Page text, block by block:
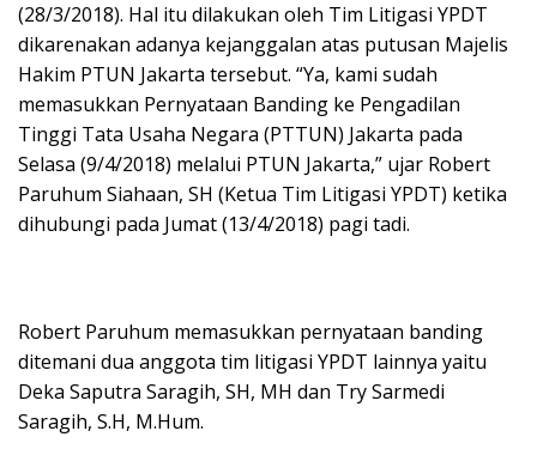
(28/3/2018). Hal itu dilakukan oleh Tim Litigasi YPDT
dikarenakan adanya kejanggalan atas putusan Majelis
Hakim PTUN Jakarta tersebut. “Ya, kami sudah
memasukkan Pernyataan Banding ke Pengadilan
Tinggi Tata Usaha Negara (PTTUN) Jakarta pada
Selasa (9/4/2018) melalui PTUN Jakarta,” ujar Robert
Paruhum Siahaan, SH (Ketua Tim Litigasi YPDT) ketika
dihubungi pada Jumat (13/4/2018) pagi tadi.
Robert Paruhum memasukkan pernyataan banding
ditemani dua anggota tim litigasi YPDT lainnya yaitu
Deka Saputra Saragih, SH, MH dan Try Sarmedi
Saragih, S.H, M.Hum.